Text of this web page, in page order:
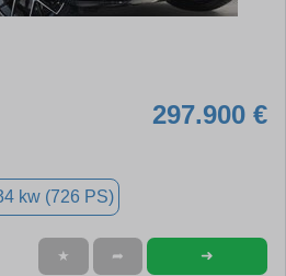
297.900 €
kw (726 PS)
★ ➦ ➜